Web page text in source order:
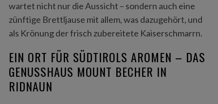
wartet nicht nur die Aussicht – sondern auch eine
zünftige Brettljause mit allem, was dazugehört, und
als Krönung der frisch zubereitete Kaiserschmarrn.
EIN ORT FÜR SÜDTIROLS AROMEN – DAS
GENUSSHAUS MOUNT BECHER IN
RIDNAUN